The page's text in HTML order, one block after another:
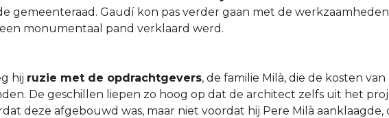
gemeenteraad. Gaudí kon pas verder gaan met de
monumentaal pand verklaard werd.
hij ruzie met de opdrachtgevers, de familie Milà, die de kosten
De geschillen liepen zo hoog op dat de architect zelfs uit het
deze afgebouwd was, maar niet voordat hij Pere Milà aanklaagde,